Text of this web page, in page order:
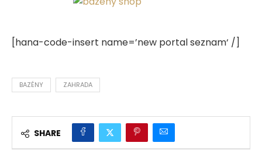
[hana-code-insert name=’new portal seznam‘ /]
BAZÉNY ZAHRADA
SHARE